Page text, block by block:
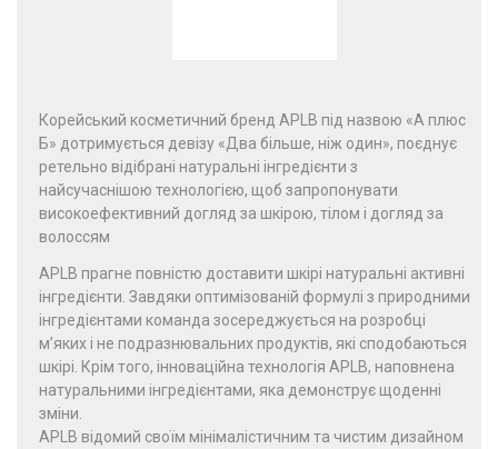
Корейський косметичний бренд APLB під назвою «А плюс
Б» дотримується девізу «Два більше, ніж один», поєднує
ретельно відібрані натуральні інгредієнти з
найсучаснішою технологією, щоб запропонувати
високоефективний догляд за шкірою, тілом і догляд за
волоссям
APLB прагне повністю доставити шкірі натуральні активні
інгредієнти. Завдяки оптимізованій формулі з природними
інгредієнтами команда зосереджується на розробці
м’яких і не подразнювальних продуктів, які сподобаються
шкірі. Крім того, інноваційна технологія APLB, наповнена
натуральними інгредієнтами, яка демонструє щоденні
зміни.
APLB відомий своїм мінімалістичним та чистим дизайном